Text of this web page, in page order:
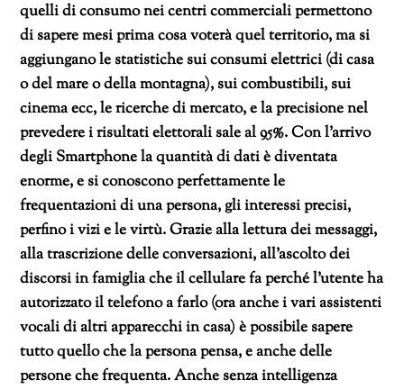
quelli di consumo nei centri commerciali permettono
di sapere mesi prima cosa voterà quel territorio, ma si
aggiungano le statistiche sui consumi elettrici (di casa
o del mare o della montagna), sui combustibili, sui
cinema ecc, le ricerche di mercato, e la precisione nel
prevedere i risultati elettorali sale al 95%. Con l’arrivo
degli Smartphone la quantità di dati è diventata
enorme, e si conoscono perfettamente le
frequentazioni di una persona, gli interessi precisi,
perfino i vizi e le virtù. Grazie alla lettura dei messaggi,
alla trascrizione delle conversazioni, all’ascolto dei
discorsi in famiglia che il cellulare fa perché l’utente ha
autorizzato il telefono a farlo (ora anche i vari assistenti
vocali di altri apparecchi in casa) è possibile sapere
tutto quello che la persona pensa, e anche delle
persone che frequenta. Anche senza intelligenza